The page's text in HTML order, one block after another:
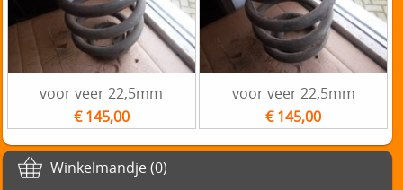
Winkelmandje (0)
voor veer 22,5mm
€ 145,00
voor veer 22,5mm
€ 145,00